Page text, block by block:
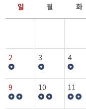
일 월 화
2 3 4
9 10 11